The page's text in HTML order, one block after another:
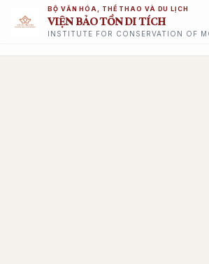
BỘ VĂN HÓA, THỂ THAO VÀ DU LỊCH
VIỆN BẢO TỒN DI TÍCH
INSTITUTE FOR CONSERVATION OF